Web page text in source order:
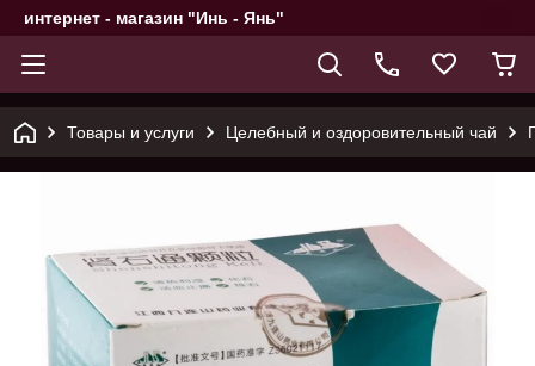
интернет - магазин "Инь - Янь"
Товары и услуги Целебный и оздоровительный чай